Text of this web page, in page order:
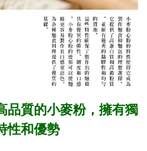
品質的小麥粉，擁有獨
性和優勢